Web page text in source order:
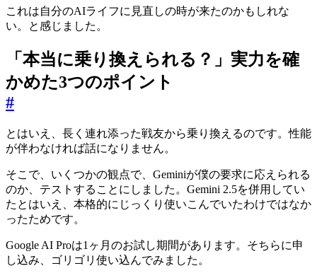
これは自分のAIライフに見直しの時が来たのかもしれな
い。と感じました。
「本当に乗り換えられる？」実力を確
かめた3つのポイント
#
とはいえ、長く連れ添った戦友から乗り換えるのです。性能
が伴わなければ話になりません。
そこで、いくつかの観点で、Geminiが僕の要求に応えられる
のか、テストすることにしました。Gemini 2.5を併用してい
たとはいえ、本格的にじっくり使いこんでいたわけではなか
ったためです。
Google AI Proは1ヶ月のお試し期間があります。そちらに申
し込み、ゴリゴリ使い込んでみました。